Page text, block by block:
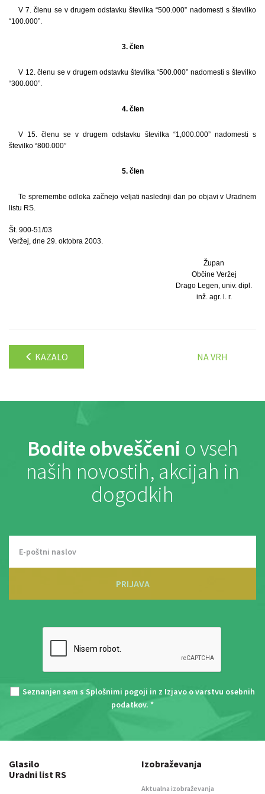
V 7. členu se v drugem odstavku številka “500.000” nadomesti s številko
“100.000”.
3. člen
V 12. členu se v drugem odstavku številka “500.000” nadomesti s številko
“300.000”.
4. člen
V 15. členu se v drugem odstavku številka “1,000.000” nadomesti s
številko “800.000”
5. člen
Te spremembe odloka začnejo veljati naslednji dan po objavi v Uradnem
listu RS.
Št. 900-51/03
Veržej, dne 29. oktobra 2003.
Župan
Občine Veržej
Drago Legen, univ. dipl.
inž. agr. l. r.
KAZALO NA VRH
Bodite obveščeni o vseh
naših novostih, akcijah in
dogodkih
PRIJAVA
Seznanjen sem s Splošnimi pogoji in z Izjavo o varstvu osebnih
podatkov. *
Glasilo
Uradni list RS
Izobraževanja
Aktualna izobraževanja